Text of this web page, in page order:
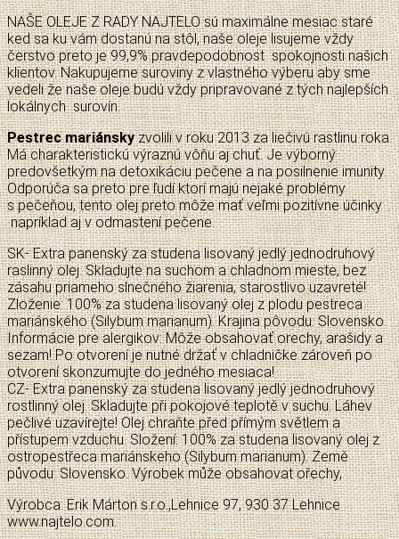
NAŠE OLEJE Z RADY NAJTELO sú maximálne mesiac staré
ked sa ku vám dostanú na stôl, naše oleje lisujeme vždy
čerstvo preto je 99,9% pravdepodobnost spokojnosti našich
klientov. Nakupujeme suroviny z vlastného výberu aby sme
vedeli že naše oleje budú vždy pripravované z tých najlepších
lokálnych surovín.
Pestrec mariánskyzvolili v roku 2013 za liečivú rastlinu roka.
Má charakteristickú výraznú vôňu aj chuť. Je výborný
predovšetkým na detoxikáciu pečene a na posilnenie imunity.
Odporúča sa preto pre ľudí ktorí majú nejaké problémy
s pečeňou, tento olej preto môže mať veľmi pozitívne účinky
napríklad aj v odmastení pečene.
SK- Extra panenský za studena lisovaný jedlý jednodruhový
raslinný olej. Skladujte na suchom a chladnom mieste, bez
zásahu priameho slnečného žiarenia, starostlivo uzavreté!
Zloženie: 100% za studena lisovaný olej z plodu pestreca
mariánského (Silybum marianum). Krajina pôvodu: Slovensko.
Informácie pre alergikov: Môže obsahovať orechy, arašidy a
sezam! Po otvorení je nutné držať v chladničke zároveň po
otvorení skonzumujte do jedného mesiaca!
CZ- Extra panenský za studena lisovaný jedlý jednodruhový
rostlinný olej. Skladujte při pokojové teplotě v suchu. Láhev
pečlivé uzavírejte! Olej chraňte před přímým světlem a
přístupem vzduchu. Složení: 100% za studena lisovaný olej z
ostropestřeca mariánskeho (Silybum marianum). Země
původu: Slovensko. Výrobek může obsahovat ořechy,
Výrobca: Erik Márton s.r.o.,Lehnice 97, 930 37 Lehnice
www.najtelo.com.